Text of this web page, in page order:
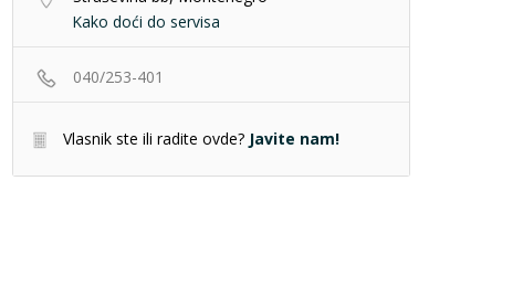
Kako doći do servisa
040/253-401
Vlasnik ste ili radite ovde? Javite nam!